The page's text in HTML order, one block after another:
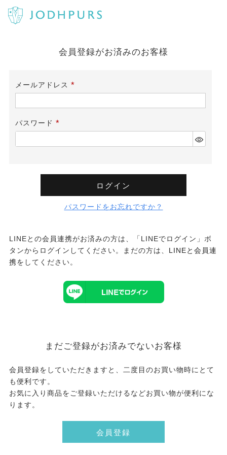
会員登録がお済みのお客様
メールアドレス
須)
パスワード
須)
ログイン
パスワードをお忘れですか？
LINEとの会員連携がお済みの方は、「LINEでログイン」ボ
タンからログインしてください。まだの方は、 LINEと会員連
携をしてください。
まだご登録がお済みでないお客様
会員登録をしていただきますと、二度目のお買い物時にとて
も便利です。
お気に入り商品をご登録いただけるなどお買い物が便利にな
ります。
会員登録